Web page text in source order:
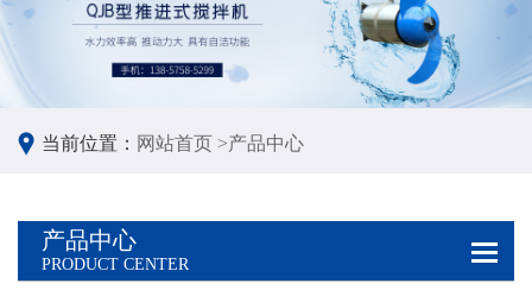
当前位置： 网站首页 >产品中心
产品中心
PRODUCT CENTER